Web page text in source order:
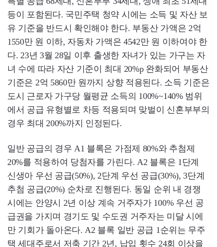
등이 포함된다. 국민주택 청약 시에는 소득 및 자산 보
유 기준을 반드시 확인해야 한다. 부동산 가액은 2억
1550만 원 이하, 자동차 가액은 4542만 원 이하여야 한
다. 23년 3월 28일 이후 출생한 자녀가 있는 가구는 자
녀 수에 따라 자산 기준이 최대 20%p 완화되어 부동산
기준은 2억 5860만 원까지 상향 적용된다. 소득 기준은
도시 근로자 가구당 월평균 소득의 100%~140% 범위
에서 공급 유형별로 차등 적용되며 맞벌이 신혼부부의
경우 최대 200%까지 인정된다.
일반 공급의 경우 A1 블록은 가점제 80%와 추첨제
20%를 적용하여 당첨자를 가린다. A2 블록은 1단계
신생아 우선 공급(50%), 2단계 우선 공급(30%), 3단계
추첨 공급(20%) 순차로 진행된다. 동일 순위 내 경쟁
시에는 안양시 2년 이상 계속 거주자가 100% 우선 공
급권을 가지며 경기도 및 수도권 거주자는 미달 시에
만 기회가 돌아온다. A2 블록 일반 공급 1순위는 무주
택 세대주로서 저축 기간 2년, 납입 횟수 24회 이상을